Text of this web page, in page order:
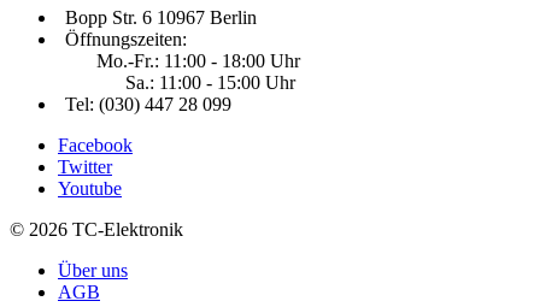
Bopp Str. 6 10967 Berlin
Öffnungszeiten:
Mo.-Fr.: 11:00 - 18:00 Uhr
Sa.: 11:00 - 15:00 Uhr
Tel: (030) 447 28 099
Facebook
Twitter
Youtube
© 2026 TC-Elektronik
Über uns
AGB